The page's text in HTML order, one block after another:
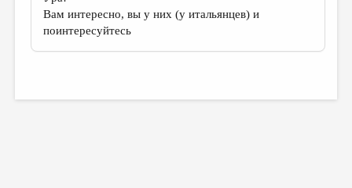
Вам интересно, вы у них (у итальянцев) и
поинтересуйтесь